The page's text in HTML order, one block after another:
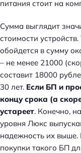
питания стоит на
Сумма выглядит
стоимости
обойдется в сумму
– не менее 21000
составит 18000
30 лет. Если БП и
концу срока (а
устареет. Конечно,
уровня Люкс
надежность их выше.
покупки такого БП